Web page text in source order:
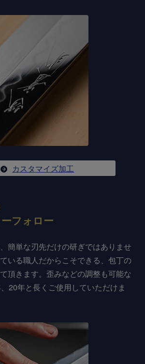
カスタマイズ加工
フォロー
簡単な刃先だけの研ぎではありませ
いる職人だからこそできる、包丁の
頂きます。歪みなどの調整も可能な
20年と長くご使用していただけま